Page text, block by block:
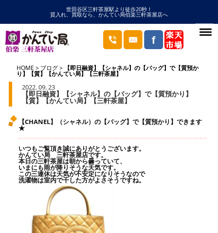
世田谷区三軒茶屋駅より徒歩20秒！
質入れ、買取なら、かんてい局伯楽三軒茶屋店へ
HOME ブログ 【即日融資】【シャネル】の【バッグ】で【質預か
り】【質】【かんてい局】【三軒茶屋】
2022. 09. 23
【即日融資】【シャネル】の【バッグ】で【質預かり】
【質】【かんてい局】【三軒茶屋】
【CHANEL】（シャネル）の【バッグ】で【質預かり】できます
★
いつもご覧頂き誠にありがとうございます。
かんてい局 三軒茶屋店です。
本日の三軒茶屋は朝から曇っていて、
いまにも雨が降りそうな天気です。
この三連休は天気が不安定になりそうなので
洗濯物は室内で干した方がよさそうですね。